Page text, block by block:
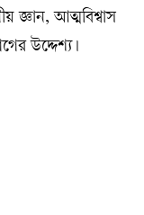
জ্ঞান, আত্মবিশ্বাস
উদ্দেশ্য।